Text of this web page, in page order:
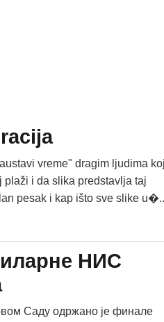
vreme" dragim ljudima
i da slika predstavlja taj
pesak i kap išto sve slike
НИС
Саду одржано је финале